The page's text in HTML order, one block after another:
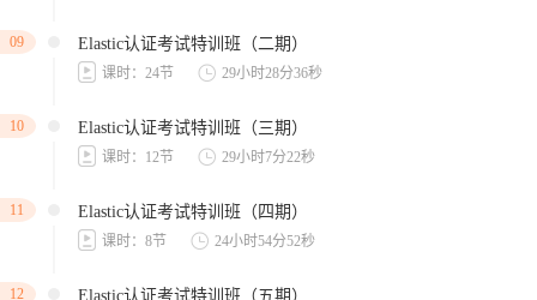
09 Elastic认证考试特训班（二期）
课时：24节 29小时28分36秒
10 Elastic认证考试特训班（三期）
课时：12节 29小时7分22秒
11 Elastic认证考试特训班（四期）
课时：8节 24小时54分52秒
12 Elastic认证考试特训班（五期）